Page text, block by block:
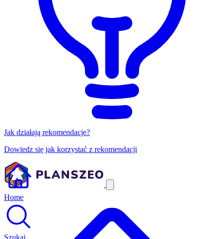
Jak działają rekomendacje?
Dowiedz się jak korzystać z rekomendacji
Home
Szukaj